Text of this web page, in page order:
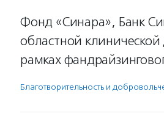
Фонд «Синара», Банк
областной
рамках
Благотвори­тель­ность и